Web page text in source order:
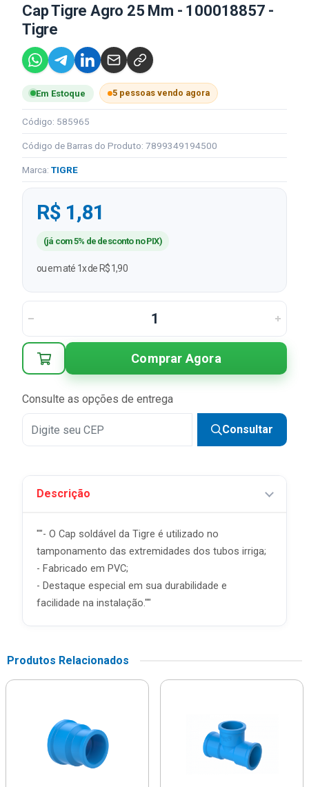
Cap Tigre Agro 25 Mm - 100018857 -
Tigre
Em Estoque 5 pessoas vendo agora
Código: 585965
Código de Barras do Produto: 7899349194500
Marca: TIGRE
R$ 1,81
(já com 5% de desconto no PIX)
ou em até 1x de R$ 1,90
Comprar Agora
Consulte as opções de entrega
Consultar
Descrição
""- O Cap soldável da Tigre é utilizado no
tamponamento das extremidades dos tubos irriga;
- Fabricado em PVC;
- Destaque especial em sua durabilidade e
facilidade na instalação.""
Produtos Relacionados